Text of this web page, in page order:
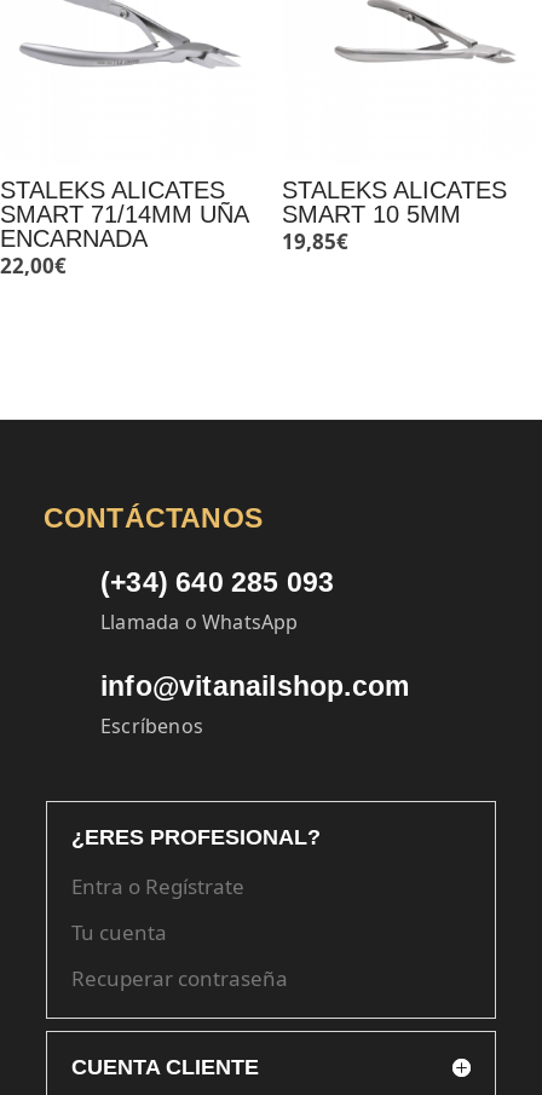
STALEKS ALICATES
SMART 71/14MM UÑA
ENCARNADA
22,00€
STALEKS ALICATES
SMART 10 5MM
19,85€
CONTÁCTANOS
(+34) 640 285 093
Llamada o WhatsApp
info@vitanailshop.com
Escríbenos
¿ERES PROFESIONAL?
Entra o Regístrate
Tu cuenta
Recuperar contraseña
CUENTA CLIENTE